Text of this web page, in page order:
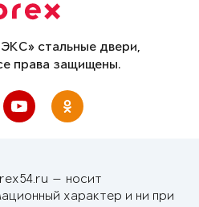
стальные двери,
права защищены.
— носит
характер и ни при